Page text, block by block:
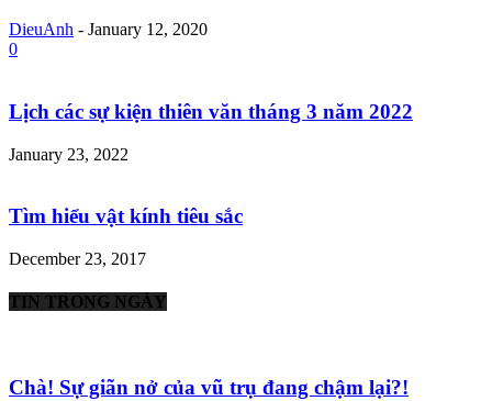
DieuAnh - January 12, 2020
0
Lịch các sự kiện thiên văn tháng 3 năm 2022
January 23, 2022
Tìm hiểu vật kính tiêu sắc
December 23, 2017
TIN TRONG NGÀY
Chà! Sự giãn nở của vũ trụ đang chậm lại?!